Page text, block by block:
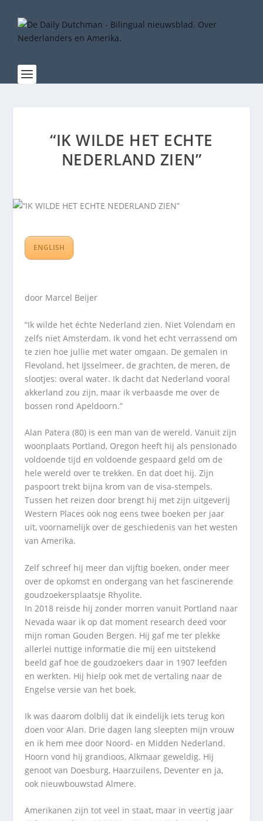
“IK WILDE HET ECHTE
NEDERLAND ZIEN”
ENGLISH
door Marcel Beijer
“Ik wilde het échte Nederland zien. Niet Volendam en
zelfs niet Amsterdam. Ik vond het echt verrassend om
te zien hoe jullie met water omgaan. De gemalen in
Flevoland, het IJsselmeer, de grachten, de meren, de
slootjes: overal water. Ik dacht dat Nederland vooral
akkerland zou zijn, maar ik verbaasde me over de
bossen rond Apeldoorn.”
Alan Patera (80) is een man van de wereld. Vanuit zijn
woonplaats Portland, Oregon heeft hij als pensionado
voldoende tijd en voldoende gespaard geld om de
hele wereld over te trekken. En dat doet hij. Zijn
paspoort trekt bijna krom van de visa-stempels.
Tussen het reizen door brengt hij met zijn uitgeverij
Western Places ook nog eens twee boeken per jaar
uit, voornamelijk over de geschiedenis van het westen
van Amerika.
Zelf schreef hij meer dan vijftig boeken, onder meer
over de opkomst en ondergang van het fascinerende
goudzoekersplaatsje Rhyolite.
In 2018 reisde hij zonder morren vanuit Portland naar
Nevada waar ik op dat moment research deed voor
mijn roman Gouden Bergen. Hij gaf me ter plekke
allerlei nuttige informatie die mij een uitstekend
beeld gaf hoe de goudzoekers daar in 1907 leefden
en werkten. Hij hielp ook met de vertaling naar de
Engelse versie van het boek.
Ik was daarom dolblij dat ik eindelijk iets terug kon
doen voor Alan. Drie dagen lang sleepten mijn vrouw
en ik hem mee door Noord- en Midden Nederland.
Hoorn vond hij grandioos, Alkmaar geweldig. Hij
genoot van Doesburg, Haarzuilens, Deventer en ja,
ook nieuwbouwstad Almere.
Amerikanen zijn tot veel in staat, maar in veertig jaar